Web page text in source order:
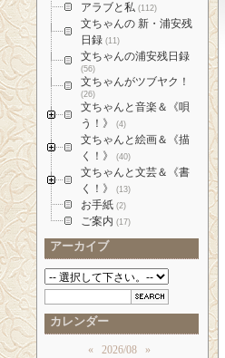
アラブと私 (112)
文ちゃんの 新・浦安残
日録 (11)
文ちゃんの浦安残日録
(56)
文ちゃんがツブヤク！
(26)
文ちゃんと音楽＆《唄
う！》
(4)
文ちゃんと絵画＆《描
く！》
(40)
文ちゃんと文芸＆《書
く！》
(13)
お手紙 (2)
ご案内 (17)
アーカイブ
カレンダー
« 2026/08
»